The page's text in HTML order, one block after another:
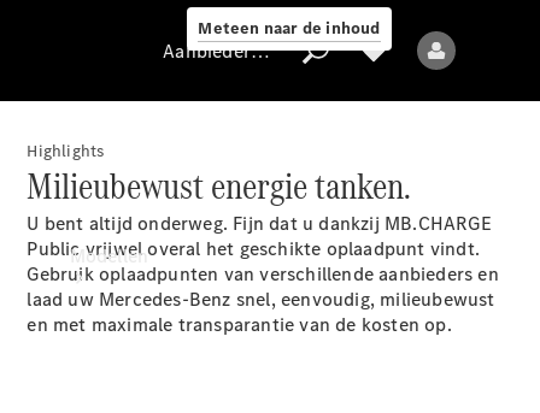
Meteen naar de inhoud
Aanbieder /
Gegevensbescherming
Modellen
Aanbieder / Gegevensbescherming
Highlights
Milieubewust energie tanken.
U bent altijd onderweg. Fijn dat u dankzij MB.CHARGE
Public vrijwel overal het geschikte oplaadpunt vindt.
Gebruik oplaadpunten van verschillende aanbieders en
laad uw Mercedes-Benz snel, eenvoudig, milieubewust
en met maximale transparantie van de kostenop.